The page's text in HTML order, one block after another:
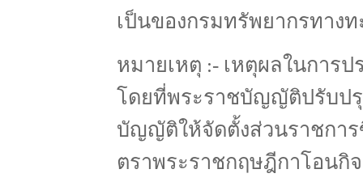
เป็นของกรมทรัพยากรทางท
หมายเหตุ :- เหตุผลในการ
โดยที่พระราชบัญญัติปรับปรุ
บัญญัติให้จัดตั้งส่วนราชกา
ตราพระราชกฤษฎีกาโอนกิ